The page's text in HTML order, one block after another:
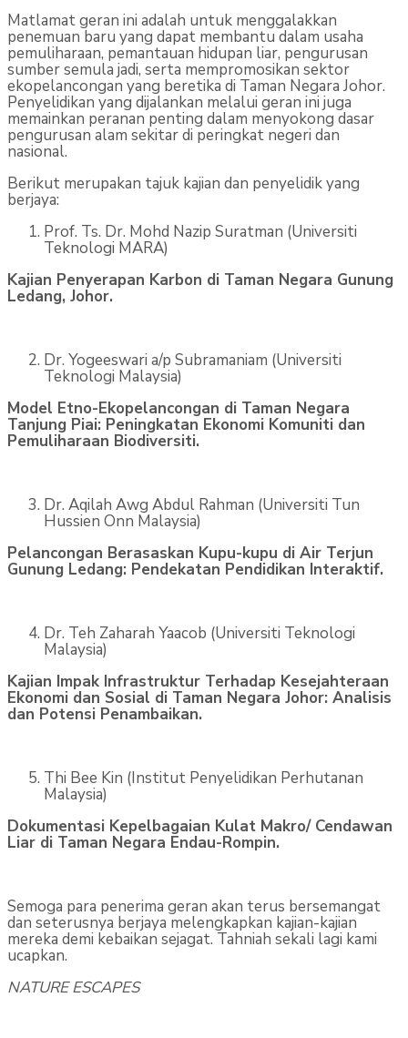
Matlamat geran ini adalah untuk menggalakkan
penemuan baru yang dapat membantu dalam usaha
pemuliharaan, pemantauan hidupan liar, pengurusan
sumber semula jadi, serta mempromosikan sektor
ekopelancongan yang beretika di Taman Negara Johor.
Penyelidikan yang dijalankan melalui geran ini juga
memainkan peranan penting dalam menyokong dasar
pengurusan alam sekitar di peringkat negeri dan
nasional.
Berikut merupakan tajuk kajian dan penyelidik yang
berjaya:
Prof. Ts. Dr. Mohd Nazip Suratman (Universiti
Teknologi MARA)
Kajian Penyerapan Karbon di Taman Negara Gunung
Ledang, Johor.
Dr. Yogeeswari a/p Subramaniam (Universiti
Teknologi Malaysia)
Model Etno-Ekopelancongan di Taman Negara
Tanjung Piai: Peningkatan Ekonomi Komuniti dan
Pemuliharaan Biodiversiti.
Dr. Aqilah Awg Abdul Rahman (Universiti Tun
Hussien Onn Malaysia)
Pelancongan Berasaskan Kupu-kupu di Air Terjun
Gunung Ledang: Pendekatan Pendidikan Interaktif.
Dr. Teh Zaharah Yaacob (Universiti Teknologi
Malaysia)
Kajian Impak Infrastruktur Terhadap Kesejahteraan
Ekonomi dan Sosial di Taman Negara Johor: Analisis
dan Potensi Penambaikan.
Thi Bee Kin (Institut Penyelidikan Perhutanan
Malaysia)
Dokumentasi Kepelbagaian Kulat Makro/ Cendawan
Liar di Taman Negara Endau-Rompin.
Semoga para penerima geran akan terus bersemangat
dan seterusnya berjaya melengkapkan kajian-kajian
mereka demi kebaikan sejagat. Tahniah sekali lagi kami
ucapkan.
NATURE ESCAPES